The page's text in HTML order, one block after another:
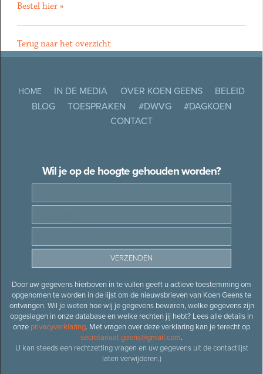
Bestel hier »
Terug naar het overzicht
HOME IN DE MEDIA OVER KOEN GEENS
BELEID
BLOG
TOESPRAKEN #DWVG
#DAGKOEN
CONTACT
Wil je op de hoogte gehouden worden?
Door uw gegevens hierboven in te vullen geeft u actieve toestemming om
opgenomen te worden in de lijst om de nieuwsbrieven van Koen Geens te
ontvangen. Wil je weten hoe wij je gegevens bewaren, welke gegevens zijn
opgeslagen in onze database en welke rechten jij hebt? Lees alle details in
onze privacyverklaring. Met vragen over deze verklaring kan je terecht op
secretariaat.geens@gmail.com.
U kan steeds een rechtzetting vragen en uw gegevens uit de contactlijst
laten verwijderen.)